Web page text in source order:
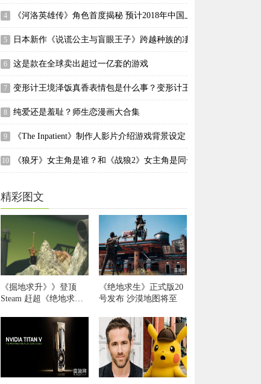
4 《河洛英雄传》角色首度揭秘 预计2018年中国上市
5 日本新作《说谎公主与盲眼王子》跨越种族的凄美黑色童话
6 这是款在全球卖出超过一亿套的游戏
7 变形计王境泽饭真香表情包是什么事？变形计王境泽是谁？
8 纯爱还是羞耻？师生恋漫画大合集
9 《The Inpatient》制作人影片介绍游戏背景设定
10 《狼牙》女主角是谁？和《战狼2》女主角是同一个人吗？
精彩图文
《掘地求升》》登顶
Steam 赶超《绝地求
《绝地求生》正式版20
号发布 沙漠地图将至